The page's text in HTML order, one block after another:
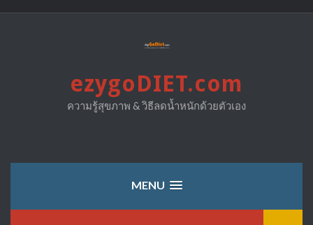
ezygoDIET.com
ความรู้สุขภาพ & วิธีลดน้ำหนักด้วยตัวเอง
MENU